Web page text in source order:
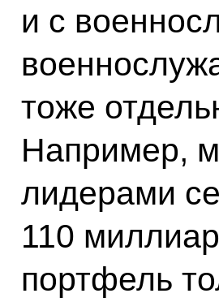
и с
тоже
Например,
лидерами
110
портфель